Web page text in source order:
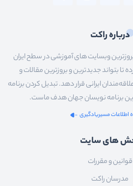
درباره راکت
وبسایت های آموزشی در سطح ایران
بتواند جدیدترین و بروزترین مقالات و
ایرانی قرار دهد. تبدیل کردن برنامه
برنامه نویسان جهان هدف ماست.
مسیریادگیری
های سایت
قوانین و مقررات
مدرسان راکت